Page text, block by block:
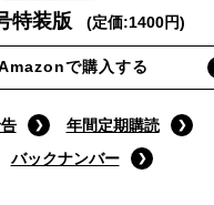
特装版 (定価:1400円)
で購入する
年間定期購読
バックナンバー